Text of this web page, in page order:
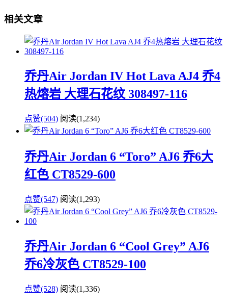
相关文章
乔丹Air Jordan IV Hot Lava AJ4 乔4
热熔岩 大理石花纹 308497-116
点赞(504) 阅读(1,234)
乔丹Air Jordan 6 “Toro” AJ6 乔6大
红色 CT8529-600
点赞(547) 阅读(1,293)
乔丹Air Jordan 6 “Cool Grey” AJ6
乔6冷灰色 CT8529-100
点赞(528) 阅读(1,336)